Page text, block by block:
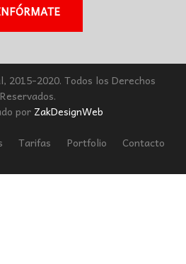
2015-2020. Todos los Derechos
Reservados.
por ZakDesignWeb
Tarifas Portfolio Contacto